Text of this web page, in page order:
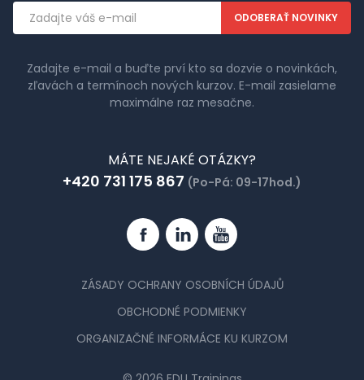
Emailová
adresa
Zadajte e-mail a buďte prví kto sa dozvie o novinkách,
zľavách a termínoch nových kurzov. E-mail zasielame
maximálne raz mesačne.
MÁTE NEJAKÉ OTÁZKY?
+420 731 175 867 (Po-Pá: 09-17hod.)
FacebookLinkedinYouTube
ZÁSADY OCHRANY OSOBNÍCH ÚDAJŮ
OBCHODNÉ PODMIENKY
ORGANIZAČNÉ INFORMÁCE KU KURZOM